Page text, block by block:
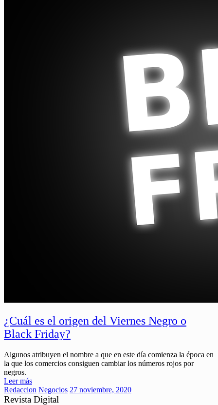
¿Cuál es el origen del Viernes Negro o
Black Friday?
Algunos atribuyen el nombre a que en este día comienza la época en
la que los comercios consiguen cambiar los números rojos por
negros.
Leer más
Redaccion Negocios 27 noviembre, 2020
Revista Digital